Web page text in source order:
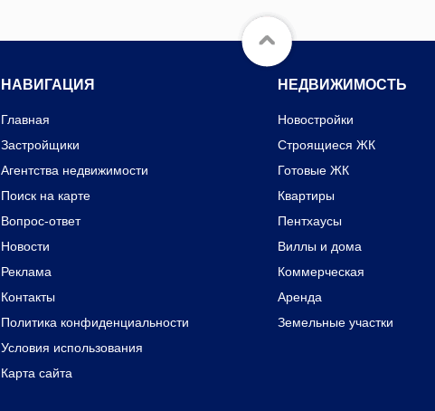
НАВИГАЦИЯ
Главная
Застройщики
Агентства недвижимости
Поиск на карте
Вопрос-ответ
Новости
Реклама
Контакты
Политика конфиденциальности
Условия использования
Карта сайта
НЕДВИЖИМОСТЬ
Новостройки
Строящиеся ЖК
Готовые ЖК
Квартиры
Пентхаусы
Виллы и дома
Коммерческая
Аренда
Земельные участки